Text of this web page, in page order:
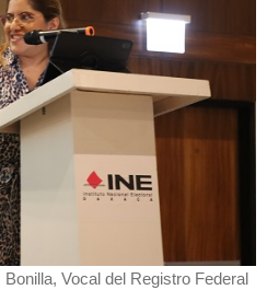
Vocal del Registro Federal